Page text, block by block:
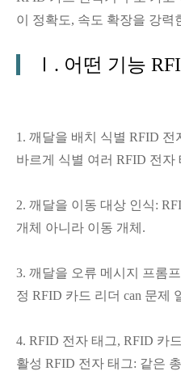
이 정확도, 속도 확장을 강력
Ⅰ. 어떤 기능
1. 깨달을 배치 식별 RFID
바르게 식별 여러 RFID 전자
2. 깨달을 이동 대상 인식:
개체 아니라 이동 개체.
3. 깨달을 오류 메시지 프롬
정 RFID 카드 리더 can 문제
4. RFID 전자 태그, RFID 카
활성 RFID 전자 태그: 같은